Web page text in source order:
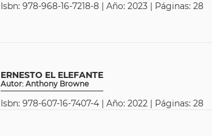
Isbn: 978-968-16-7218-8 | Año: 2023 | Páginas: 28
ERNESTO EL ELEFANTE
Autor: Anthony Browne
Isbn: 978-607-16-7407-4 | Año: 2022 | Páginas: 28